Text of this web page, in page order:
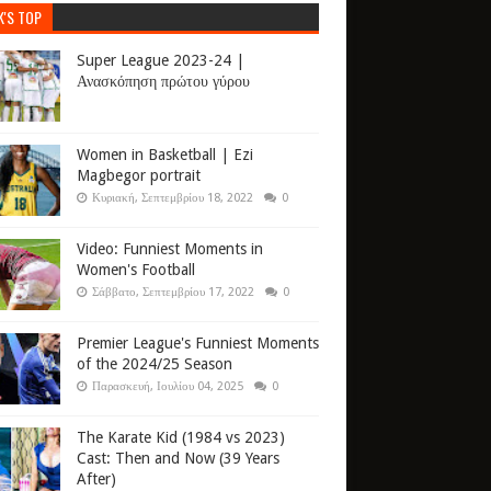
TOP
Super League 2023-24 |
Ανασκόπηση πρώτου γύρου
Women in Basketball | Ezi
Magbegor portrait
Κυριακή, Σεπτεμβρίου 18, 2022 0
Video: Funniest Moments in
Women's Football
Σάββατο, Σεπτεμβρίου 17, 2022 0
Premier League's Funniest Moments
of the 2024/25 Season
Παρασκευή, Ιουλίου 04, 2025 0
The Karate Kid (1984 vs 2023)
Cast: Then and Now (39 Years
After)